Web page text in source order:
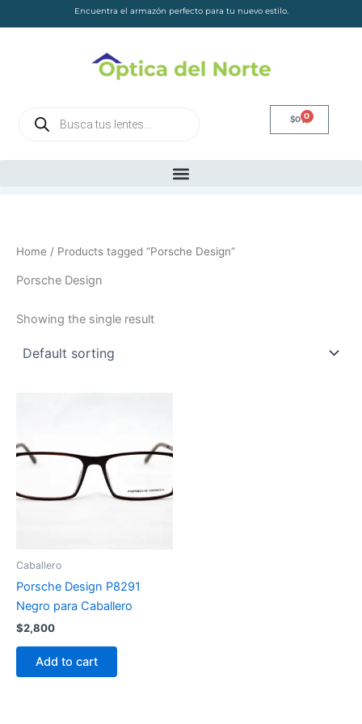
to
Encuentra el armazón perfecto para tu nuevo estilo.
search
$0 0
Cart
Home / Products tagged “Porsche Design”
Porsche Design
Showing the single result
Caballero
Porsche Design P8291
Negro para Caballero
$2,800
Add to cart